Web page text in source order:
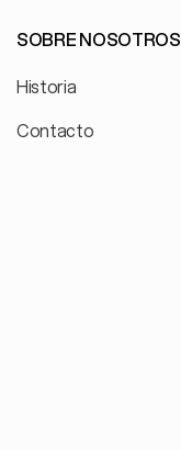
SOBRE NOSOTROS
Historia
Contacto